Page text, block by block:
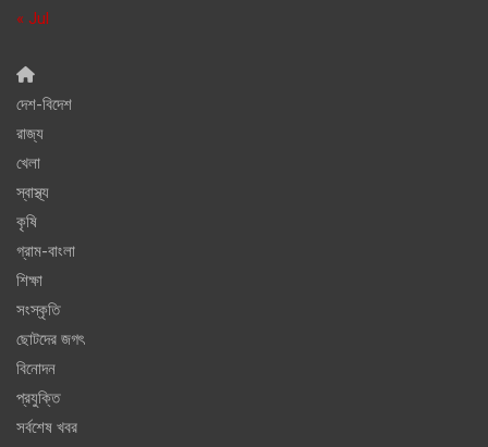
« Jul
দেশ-বিদেশ
রাজ্য
খেলা
স্বাস্থ্য
কৃষি
গ্রাম-বাংলা
শিক্ষা
সংস্কৃতি
ছোটদের জগৎ
বিনোদন
প্রযুক্তি
সর্বশেষ খবর